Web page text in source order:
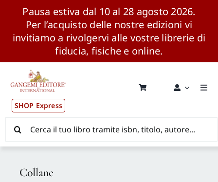
Pausa estiva dal 10 al 28 agosto 2026.
Per l’acquisto delle nostre edizioni vi
invitiamo a rivolgervi alle vostre librerie di
fiducia, fisiche e online.
contenuto
SHOP Express
Pubblicazioni
News ed Eventi
Distribuzione Wolrdwide
per:
Collane